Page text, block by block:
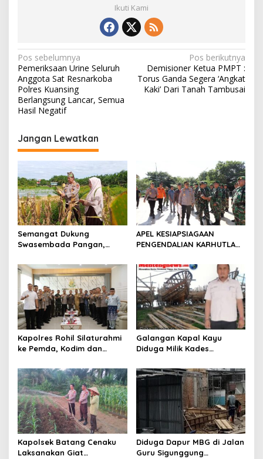
Ikuti Kami
N
a
v
i
a
s
i
p
o
s
Pos sebelumnya
Pemeriksaan Urine Seluruh
Anggota Sat Resnarkoba
Polres Kuansing
Berlangsung Lancar, Semua
Hasil Negatif
Pos berikutnya
Demisioner Ketua PMPT :
Torus Ganda Segera ‘Angkat
Kaki’ Dari Tanah Tambusai
Jangan Lewatkan
Semangat Dukung
Swasembada Pangan,
Langsung Panen Jagung di
Sendayan
APEL KESIAPSIAGAAN
PENGENDALIAN KARHUTLA
TAHUN 2026, PERKUAT
SINERGI HADAPI MUSIM
KEMARAU DAN POTENSI EL
NINO
Kapolres Rohil Silaturahmi
ke Pemda, Kodim dan
dan Soliditas Antar Instansi
Galangan Kapal Kayu
Diduga Milik Kades
Menuai Sorotan,
Masyarakat Menilai Bahan
Material Kapal Kayu
Diduga dari Hasil Ilegal
Logging
Kapolsek Batang Cenaku
Laksanakan Giat
Diduga Dapur MBG di Jalan
Guru Sigunggung